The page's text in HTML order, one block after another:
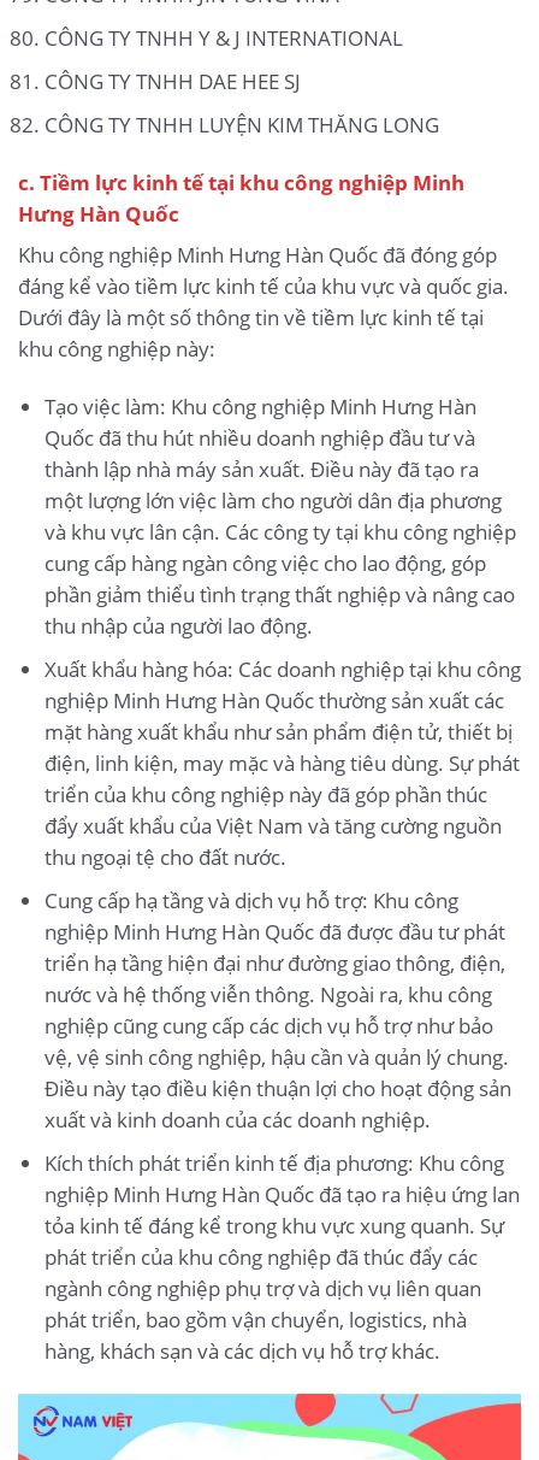
CÔNG TY TNHH Y & J INTERNATIONAL
CÔNG TY TNHH DAE HEE SJ
CÔNG TY TNHH LUYỆN KIM THĂNG LONG
c. Tiềm lực kinh tế tại khu công nghiệp Minh
Hưng Hàn Quốc
Khu công nghiệp Minh Hưng Hàn Quốc đã đóng góp
đáng kể vào tiềm lực kinh tế của khu vực và quốc gia.
Dưới đây là một số thông tin về tiềm lực kinh tế tại
khu công nghiệp này:
Tạo việc làm: Khu công nghiệp Minh Hưng Hàn
Quốc đã thu hút nhiều doanh nghiệp đầu tư và
thành lập nhà máy sản xuất. Điều này đã tạo ra
một lượng lớn việc làm cho người dân địa phương
và khu vực lân cận. Các công ty tại khu công nghiệp
cung cấp hàng ngàn công việc cho lao động, góp
phần giảm thiểu tình trạng thất nghiệp và nâng cao
thu nhập của người lao động.
Xuất khẩu hàng hóa: Các doanh nghiệp tại khu công
nghiệp Minh Hưng Hàn Quốc thường sản xuất các
mặt hàng xuất khẩu như sản phẩm điện tử, thiết bị
điện, linh kiện, may mặc và hàng tiêu dùng. Sự phát
triển của khu công nghiệp này đã góp phần thúc
đẩy xuất khẩu của Việt Nam và tăng cường nguồn
thu ngoại tệ cho đất nước.
Cung cấp hạ tầng và dịch vụ hỗ trợ: Khu công
nghiệp Minh Hưng Hàn Quốc đã được đầu tư phát
triển hạ tầng hiện đại như đường giao thông, điện,
nước và hệ thống viễn thông. Ngoài ra, khu công
nghiệp cũng cung cấp các dịch vụ hỗ trợ như bảo
vệ, vệ sinh công nghiệp, hậu cần và quản lý chung.
Điều này tạo điều kiện thuận lợi cho hoạt động sản
xuất và kinh doanh của các doanh nghiệp.
Kích thích phát triển kinh tế địa phương: Khu công
nghiệp Minh Hưng Hàn Quốc đã tạo ra hiệu ứng lan
tỏa kinh tế đáng kể trong khu vực xung quanh. Sự
phát triển của khu công nghiệp đã thúc đẩy các
ngành công nghiệp phụ trợ và dịch vụ liên quan
phát triển, bao gồm vận chuyển, logistics, nhà
hàng, khách sạn và các dịch vụ hỗ trợ khác.